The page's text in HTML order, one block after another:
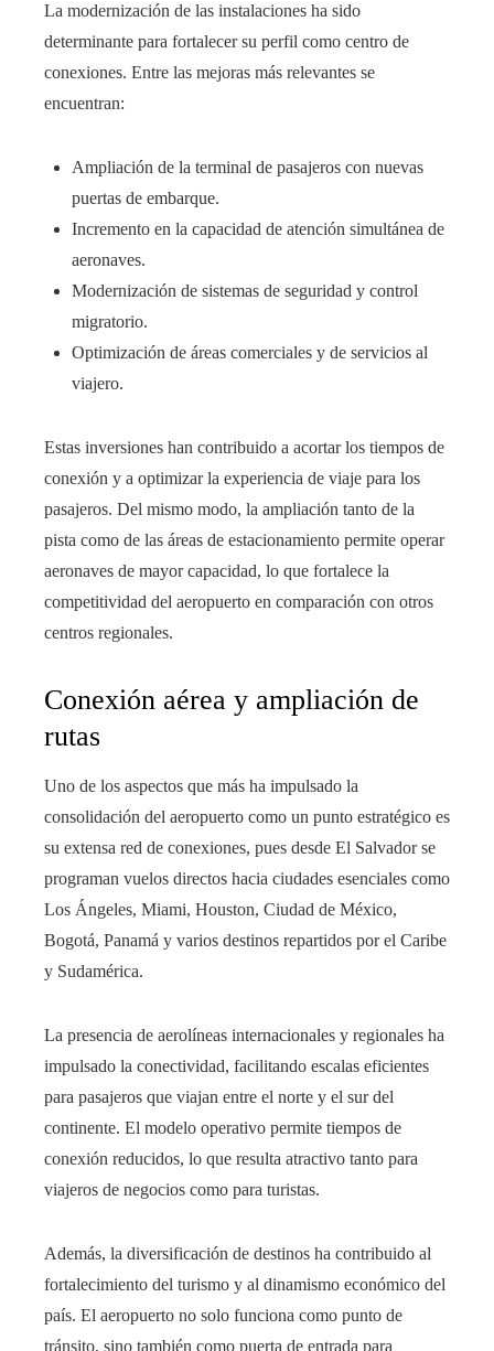
La modernización de las instalaciones ha sido
determinante para fortalecer su perfil como centro de
conexiones. Entre las mejoras más relevantes se
encuentran:
Ampliación de la terminal de pasajeros con nuevas
puertas de embarque.
Incremento en la capacidad de atención simultánea de
aeronaves.
Modernización de sistemas de seguridad y control
migratorio.
Optimización de áreas comerciales y de servicios al
viajero.
Estas inversiones han contribuido a acortar los tiempos de
conexión y a optimizar la experiencia de viaje para los
pasajeros. Del mismo modo, la ampliación tanto de la
pista como de las áreas de estacionamiento permite operar
aeronaves de mayor capacidad, lo que fortalece la
competitividad del aeropuerto en comparación con otros
centros regionales.
Conexión aérea y ampliación de
rutas
Uno de los aspectos que más ha impulsado la
consolidación del aeropuerto como un punto estratégico es
su extensa red de conexiones, pues desde El Salvador se
programan vuelos directos hacia ciudades esenciales como
Los Ángeles, Miami, Houston, Ciudad de México,
Bogotá, Panamá y varios destinos repartidos por el Caribe
y Sudamérica.
La presencia de aerolíneas internacionales y regionales ha
impulsado la conectividad, facilitando escalas eficientes
para pasajeros que viajan entre el norte y el sur del
continente. El modelo operativo permite tiempos de
conexión reducidos, lo que resulta atractivo tanto para
viajeros de negocios como para turistas.
Además, la diversificación de destinos ha contribuido al
fortalecimiento del turismo y al dinamismo económico del
país. El aeropuerto no solo funciona como punto de
tránsito, sino también como puerta de entrada para